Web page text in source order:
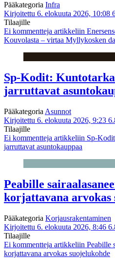
Pääkategoria Infra
Kirjoitettu 6. elokuuta 2026, 10:08
Tilaajille
Ei kommentteja artikkeliin
Kouvolasta – virtaa Myllykosken
Sp-Kodit:
jarruttavat
Pääkategoria Asunnot
Kirjoitettu 6. elokuuta 2026, 9:23
Tilaajille
Ei kommentteja artikkeliin Sp-
jarruttavat asuntokauppaa
Peabille
korjattavana arvokas
Pääkategoria Korjausrakentaminen
Kirjoitettu 6. elokuuta 2026, 8:46
Tilaajille
Ei kommentteja artikkeliin Peabille
korjattavana arvokas suojelukohde